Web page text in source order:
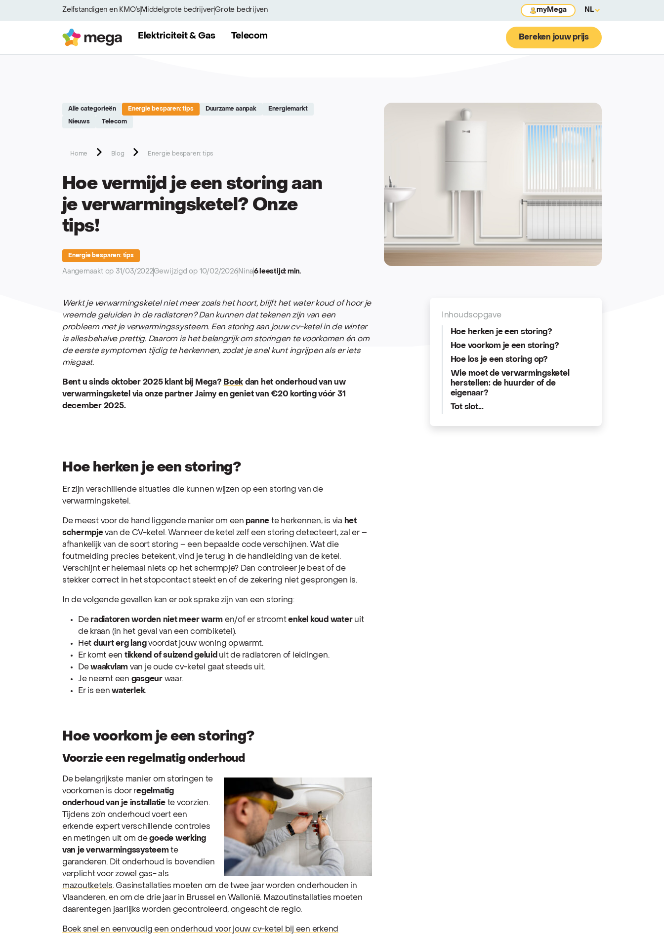
Zelfstandigen en KMO’s Middelgrote bedrijvenGrote bedrijven myMega NL
MegaElektriciteit & Gas Telecom Bereken jouw prijs
Alle categorieën Energie besparen: tips Duurzame aanpak Energiemarkt
Nieuws Telecom
Home Blog Energie besparen: tips
Hoe vermijd je een storing aan
je verwarmingsketel? Onze
tips!
Energie besparen: tips
Aangemaakt op 31/03/2022Gewijzigd op 10/02/2026 Nina6 leestijd: min.
Inhoudsopgave
Hoe herken je een storing?
Hoe voorkom je een storing?
Hoe los je een storing op?
Wie moet de verwarmingsketel
herstellen: de huurder of de
eigenaar?
Tot slot...
Werkt je verwarmingsketel niet meer zoals het hoort, blijft het water koud of hoor je
vreemde geluiden in de radiatoren? Dan kunnen dat tekenen zijn van een
probleem met je verwarmingssysteem. Een storing aan jouw cv-ketel in de winter
is allesbehalve prettig. Daarom is het belangrijk om storingen te voorkomen én om
de eerste symptomen tijdig te herkennen, zodat je snel kunt ingrijpen als er iets
misgaat.
Bent u sinds oktober 2025 klant bij Mega? Boek dan het onderhoud van uw
verwarmingsketel via onze partner Jaimy en geniet van €20 korting vóór 31
december 2025.
Hoe herken je een storing?
Er zijn verschillende situaties die kunnen wijzen op een storing van de
verwarmingsketel.
De meest voor de hand liggende manier om eenpanne te herkennen, is via het
schermpjevan de CV-ketel. Wanneer de ketel zelf een storing detecteert, zal er –
afhankelijk van de soort storing – een bepaalde code verschijnen. Wat die
foutmelding precies betekent, vind je terug in de handleiding van de ketel.
Verschijnt er helemaal niets op het schermpje? Dan controleer je best of de
stekker correct in het stopcontact steekt en of de zekering niet gesprongen is.
In de volgende gevallen kan er ook sprake zijn van een storing:
De radiatoren worden niet meer warm en/of er stroomtenkel koud wateruit
de kraan (in het geval van een combiketel).
Het duurt erg langvoordat jouw woning opwarmt.
Er komt een tikkend of suizend geluid uit de radiatoren of leidingen.
Dewaakvlam van je oude cv-ketel gaat steeds uit.
Je neemt een gasgeurwaar.
Er is eenwaterlek.
Hoe voorkom je een storing?
Voorzie een regelmatig onderhoud
De belangrijkste manier om storingen te
voorkomen is door regelmatig
onderhoud van je installatiete voorzien.
Tijdens zo’n onderhoud voert een
erkende expert verschillende controles
en metingen uit om degoede werking
van je verwarmingssysteemte
garanderen. Dit onderhoud is bovendien
verplicht voor zowel gas- als
mazoutketels. Gasinstallaties moeten om de twee jaar worden onderhouden in
Vlaanderen, en om de drie jaar in Brussel en Wallonië. Mazoutinstallaties moeten
daarentegen jaarlijks worden gecontroleerd, ongeacht de regio.
Boek snel en eenvoudig een onderhoud voor jouw cv-ketel bij een erkend
Site réalisé par Softedge studio - https://softedge.be